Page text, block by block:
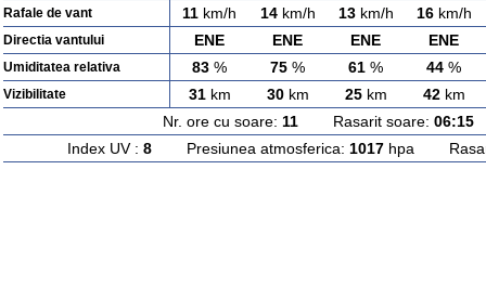
Rafale de vant 11 km/h 14km/h 13km/h 16km/h
Directia vantului ENE ENE ENE ENE
Umiditatea relativa 83 % 75 % 61 % 44 %
Vizibilitate 31km 30km 25km 42km
Nr. ore cu soare: 11 Rasarit soare: 06:15
Index UV : 8Presiunea atmosferica: 1017hpa